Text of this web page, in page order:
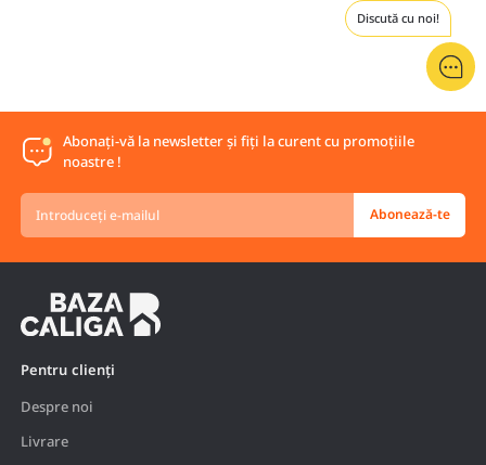
Discută cu noi!
Abonați-vă la newsletter și fiți la curent cu promoțiile
noastre !
Introduceți
mailul
Abonează-te
Pentru clienți
Despre noi
Livrare